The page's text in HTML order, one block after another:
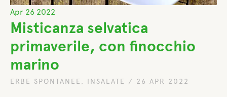
Apr 26 2022
Misticanza selvatica
primaverile, con finocchio
marino
ERBE SPONTANEE , INSALATE / 26 APR 2022